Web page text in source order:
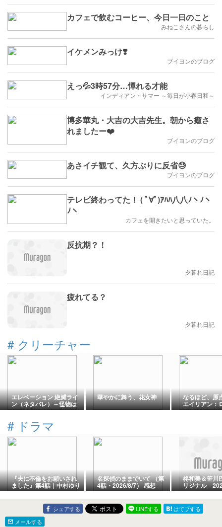
カフェで飲むコーヒー、今日一日のこと
みねこさんの暮らし
イケメンみっけ❣️
ブイヨンのブログ
えっ💦3時57分…憚れる才能
インディアン・サマー ～毎日が小春日和～
博多華丸・大吉の大吉先生。朝から癒さ
れましたー❤️
ブイヨンのブログ
あさイチ観て、久方ぶりに反省😓
ブイヨンのブログ
テレビ終わってた！ ( ﾟ∀ﾟ)ｱﾊﾊ八八ﾉヽﾉヽ
ﾉヽ
カフェを開きたいと思っていた。
反抗期？！
夕暮れ日記
疲れてる？
夕暮れ日記
# クリーチャー
エレベーション 絶滅ライ
ン（ネタバレ）～怪物は
高いところに来ない～
華やかに舞う、花女神 なるほど、原
エイリアン：
感想
# ドラマ
『夫に不倫をお願いされ
ました』第4話｜中村ゆり
か“共感できない”公認不
倫モヤモヤ解消回【ネタ
名探偵のままでいて （第
4話・2026/8/7） 感想
柊和美＆笹川
リジナル
シェアする LINEする
はてブする
メールする